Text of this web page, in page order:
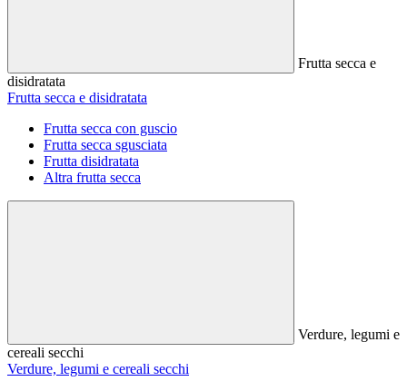
Frutta secca e
disidratata
Frutta secca e disidratata
Frutta secca con guscio
Frutta secca sgusciata
Frutta disidratata
Altra frutta secca
Verdure, legumi e
cereali secchi
Verdure, legumi e cereali secchi